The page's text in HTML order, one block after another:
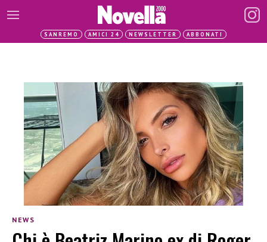
SANREMO AMICI 24 NEWSLETTER ABBONATI
NEWS